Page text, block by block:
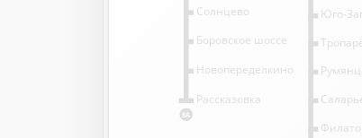
8А
Юго-
Рассказовка
Новопеределкино
Боровское шоссе
Солнцево